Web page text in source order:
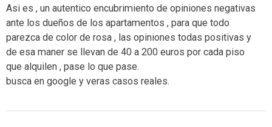
Asi es , un autentico encubrimiento de opiniones negativas
ante los dueños de los apartamentos , para que todo
parezca de color de rosa , las opiniones todas positivas y
de esa maner se llevan de 40 a 200 euros por cada piso
que alquilen , pase lo que pase.
busca en google y veras casos reales.